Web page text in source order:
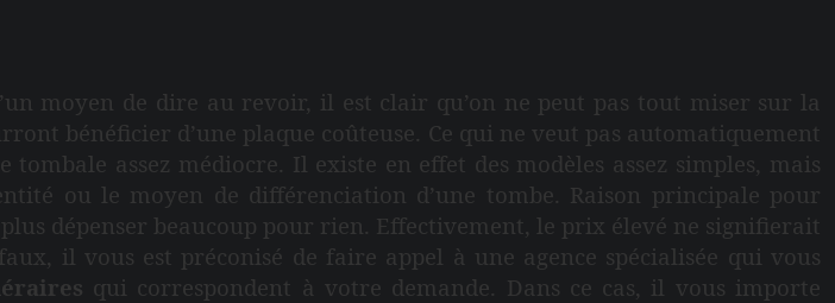
moyen de dire au revoir, il est clair qu’on ne peut pas tout miser sur la
bénéficier d’une plaque coûteuse. Ce qui ne veut pas automatiquement
assez médiocre. Il existe en effet des modèles assez simples, mais
ou le moyen de différenciation d’une tombe. Raison principale pour
dépenser beaucoup pour rien. Effectivement, le prix élevé ne signifierait
il vous est préconisé de faire appel à une agence spécialisée qui vous
qui correspondent à votre demande. Dans ce cas, il vous importe